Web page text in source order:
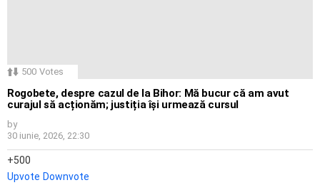
500 Votes
Rogobete, despre cazul de la Bihor: Mă bucur că am avut
curajul să acționăm; justiția își urmează cursul
by
30 iunie, 2026, 22:30
500
Upvote Downvote